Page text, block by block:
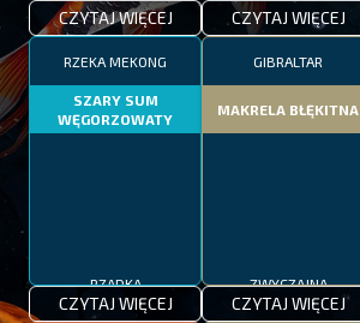
CZYTAJ WIĘCEJ CZYTAJ WIĘCEJ
RZEKA MEKONG
SZARY SUM
WĘGORZOWATY
CZYTAJ WIĘCEJ
GIBRALTAR
MAKRELA BŁĘKITNA
CZYTAJ WIĘCEJ